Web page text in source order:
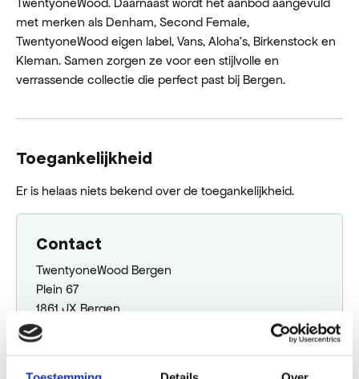
met merken als Denham, Second Female,
TwentyoneWood eigen label, Vans, Aloha's, Birkenstock en
Kleman. Samen zorgen ze voor een stijlvolle en
verrassende collectie die perfect past bij Bergen.
Toegankelijkheid
Er is helaas niets bekend over de toegankelijkheid.
Contact
TwentyoneWood Bergen
Plein 67
1861 JX Bergen
+31 (0)72 202 91 93
Plan jouw route